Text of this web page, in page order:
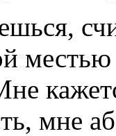
местью
мне